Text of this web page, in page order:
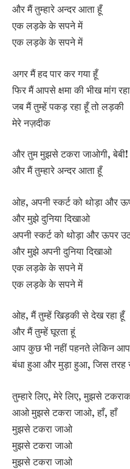
और मैं तुम्हारे अन्दर आता हूँ
एक लड़के के सपने में
एक लड़के के सपने में
अगर मैं हद पार कर गया हूँ
फिर मैं आपसे क्षमा की भीख मांग
जब मैं तुम्हें पकड़ रहा हूँ तो लड़की
मेरे नज़दीक
और तुम मुझसे टकरा जाओगी, बेबी!
और मैं तुम्हारे अन्दर आता हूँ
ओह, अपनी स्कर्ट को थोड़ा और
और मुझे दुनिया दिखाओ
अपनी स्कर्ट को थोड़ा और ऊपर
और मुझे अपनी दुनिया दिखाओ
एक लड़के के सपने में
एक लड़के के सपने में
ओह, मैं तुम्हें खिड़की से देख रहा हूँ
और मैं तुम्हें घूरता हूं
आप कुछ भी नहीं पहनते लेकिन
बंधा हुआ और मुड़ा हुआ, जिस तरह
तुम्हारे लिए, मेरे लिए, मुझसे
आओ मुझसे टकरा जाओ, हाँ, हाँ
मुझसे टकरा जाओ
मुझसे टकरा जाओ
मुझसे टकरा जाओ